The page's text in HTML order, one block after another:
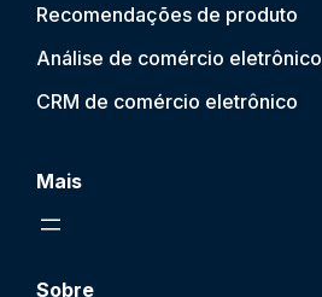
Recomendações de produto
Análise de comércio eletrônico
CRM de comércio eletrônico
Mais
Sobre